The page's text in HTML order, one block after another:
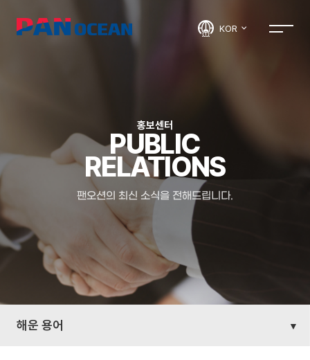
KOR
홍보센터
PUBLIC
RELATIONS
팬오션의 최신 소식을 전해드립니다.
해운 용어